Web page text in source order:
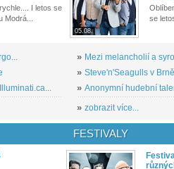
I letos se
Modrá...
05.08.
se
» Mezi melancholií a
» Steve'n'Seagulls v Brně
» Anonymní hudební
» zobrazit více...
FESTIVALY